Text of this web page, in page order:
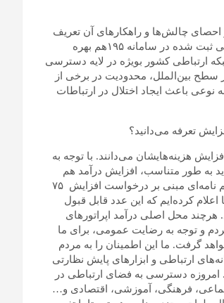
احصای چالش‌ها و راهکارهای آن تعریف
شد و علاوه بر برگزاری جلسات فنی مداوم با مدیران فنی اپراتورها، از گزارش‌های مردمی ثبت شده در سامانه ۱۹۵هم بهره
ارتباطی کشور بویژه در لایه دسترسی
سطح بین‌الملل، محدودیت‌ در برخی از
نوعی باعث ایجاد اختلال در ارتباطات
تعرفه می‌دانید؟
هزینه‌هایشان می‌دانند. با توجه به
باید به طور متناسب، افزایش درآمد هم
داشته باشند تا بتوانند به نوسازی و توسعه زیرساخت‌های خود بپردازند. درهمین راستا هم نامه‌ای مبنی بر درخواست افزایش ۷۵
اعلام کرده‌ایم که این عدد قابل قبول
محل اصلی درآمد اپراتورهای
و توجه به رضایت عمومی، برای ما
گرفت. ما این اطمینان را به مردم
ارتباطی و ابزارهای پایش نظارتی
امروزه دسترسی به فضای ارتباطی در
فرهنگی، آموزشی، اقتصادی و…